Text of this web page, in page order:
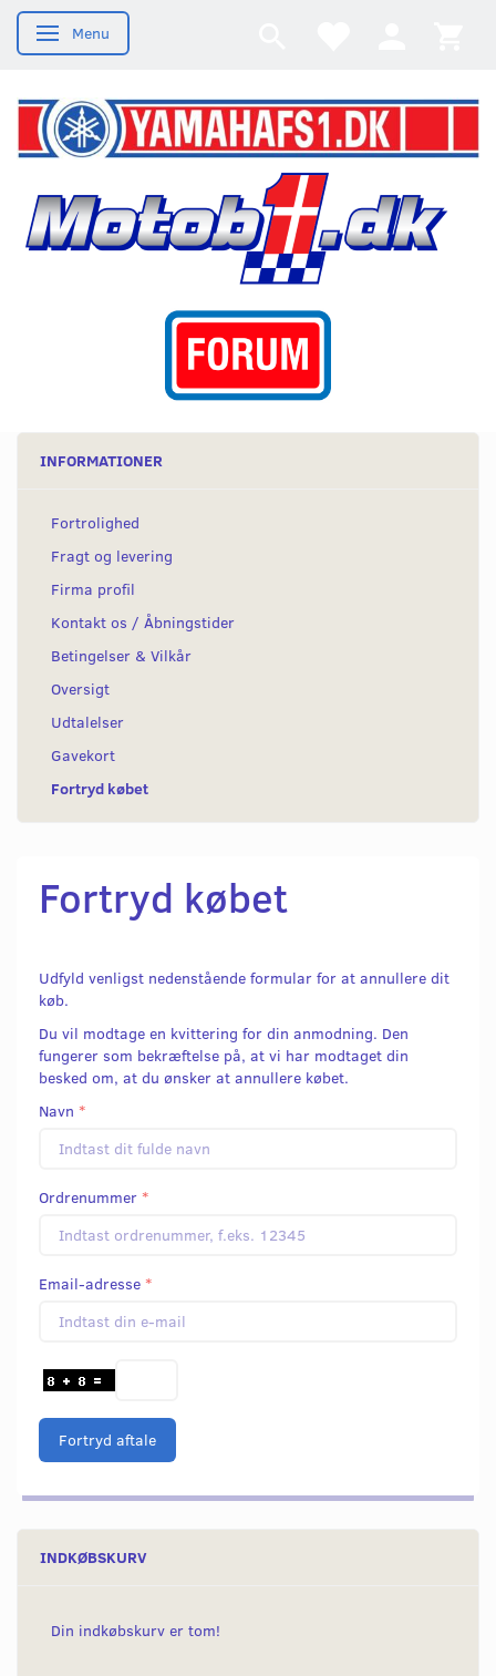
Skifte navigation
Menu
INFORMATIONER
Fortrolighed
Fragt og levering
Firma profil
Kontakt os / Åbningstider
Betingelser & Vilkår
Oversigt
Udtalelser
Gavekort
Fortryd købet
Fortryd købet
Udfyld venligst nedenstående formular for at annullere dit
køb.
Du vil modtage en kvittering for din anmodning. Den
fungerer som bekræftelse på, at vi har modtaget din
besked om, at du ønsker at annullere købet.
Navn
Ordrenummer
Email-adresse
Fortryd aftale
INDKØBSKURV
Din indkøbskurv er tom!